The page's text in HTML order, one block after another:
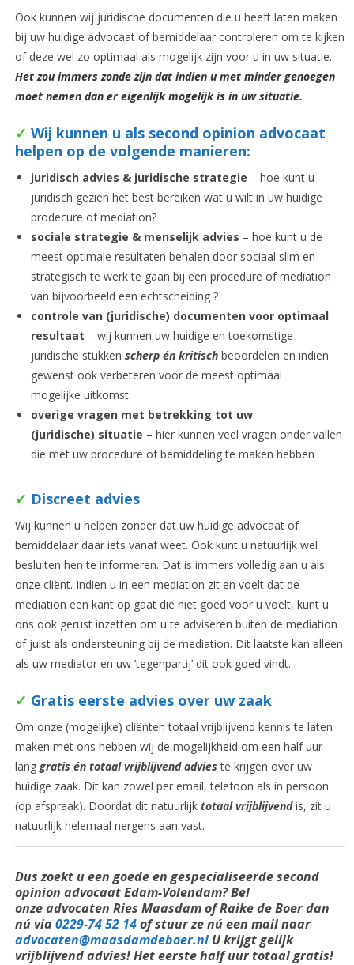
Ook kunnen wij juridische documenten die u heeft laten maken
bij uw huidige advocaat of bemiddelaar controleren om te kijken
of deze wel zo optimaal als mogelijk zijn voor u in uw situatie.
Het zou immers zonde zijn dat indien u met minder genoegen
moet nemen dan er eigenlijk mogelijk is in uw situatie.
✓ Wij kunnen u als second opinion advocaat
helpen op de volgende manieren:
juridisch advies & juridische strategie – hoe kunt u
juridisch gezien het best bereiken wat u wilt in uw huidige
prodecure of mediation?
sociale strategie & menselijk advies – hoe kunt u de
meest optimale resultaten behalen door sociaal slim en
strategisch te werk te gaan bij een procedure of mediation
van bijvoorbeeld een echtscheiding ?
controle van (juridische) documenten voor optimaal
resultaat – wij kunnen uw huidige en toekomstige
juridische stukken scherp én kritisch beoordelen en indien
gewenst ook verbeteren voor de meest optimaal
mogelijke uitkomst
overige vragen met betrekking tot uw
(juridische) situatie – hier kunnen veel vragen onder vallen
die met uw procedure of bemiddeling te maken hebben
✓ Discreet advies
Wij kunnen u helpen zonder dat uw huidige advocaat of
bemiddelaar daar iets vanaf weet. Ook kunt u natuurlijk wel
besluiten hen te informeren. Dat is immers volledig aan u als
onze cliënt. Indien u in een mediation zit en voelt dat de
mediation een kant op gaat die niet goed voor u voelt, kunt u
ons ook gerust inzetten om u te adviseren buiten de mediation
of juist als ondersteuning bij de mediation. Dit laatste kan alleen
als uw mediator en uw ’tegenpartij’ dit ook goed vindt.
✓ Gratis eerste advies over uw zaak
Om onze (mogelijke) cliënten totaal vrijblijvend kennis te laten
maken met ons hebben wij de mogelijkheid om een half uur
lang gratis én totaal vrijblijvend advies te krijgen over uw
huidige zaak. Dit kan zowel per email, telefoon als in persoon
(op afspraak). Doordat dit natuurlijk totaal vrijblijvend is, zit u
natuurlijk helemaal nergens aan vast.
Dus zoekt u een goede en gespecialiseerdesecond
opinion advocaat Edam-Volendam? Bel
onze advocaten Ries Maasdam of Raike de Boer dan
nú via0229-74 52 14of stuur ze nú een mail naar
advocaten@maasdamdeboer.nl U krijgt gelijk
vrijblijvend advies! Het eerste half uur totaal gratis!